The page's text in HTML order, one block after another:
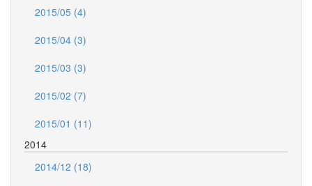
2015/05 (4)
2015/04 (3)
2015/03 (3)
2015/02 (7)
2015/01 (11)
2014
2014/12 (18)